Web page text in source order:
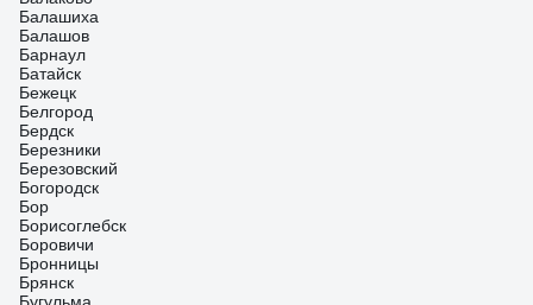
Балашиха
Балашов
Барнаул
Батайск
Бежецк
Белгород
Бердск
Березники
Березовский
Богородск
Бор
Борисоглебск
Боровичи
Бронницы
Брянск